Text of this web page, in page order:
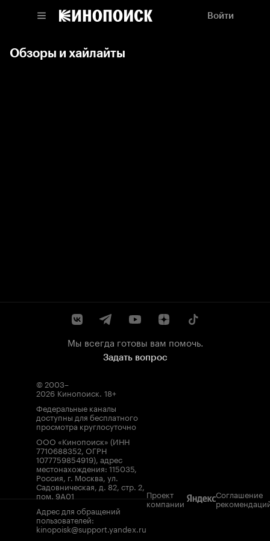
Войти
Обзоры и хайлайты
Мы всегда готовы вам помочь.
Задать вопрос
© 2003–
2026 Кинопоиск. 18+
Федеральные каналы
доступны для бесплатного
просмотра круглосуточно
ООО «Кинопоиск» (ИНН
7710688352, ОГРН
1077759854919), адрес
местонахождения: 115035,
Россия, г. Москва, ул.
Садовническая, д. 82, стр. 2,
пом. 9А01
Адрес для обращений
пользователей:
kinopoisk@support.yandex.ru
Проект
компании
Соглашение